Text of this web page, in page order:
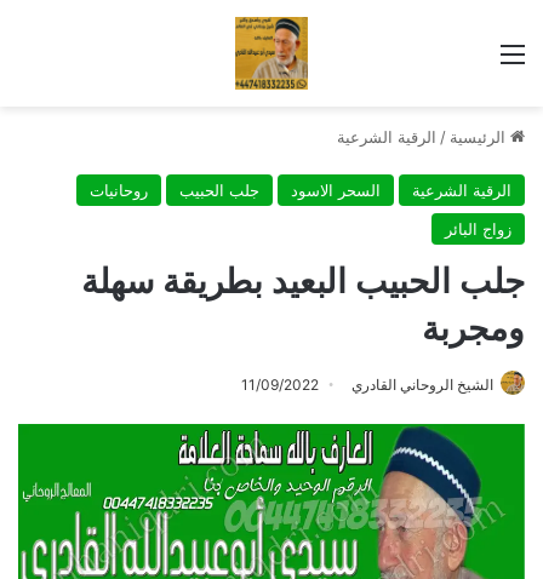
القائمة
الرئيسية / الرقية الشرعية
الرقية الشرعية السحر الاسود جلب الحبيب
روحانيات
زواج البائر
جلب الحبيب البعيد بطريقة سهلة
ومجربة
الشيخ الروحاني القادري 11/09/2022